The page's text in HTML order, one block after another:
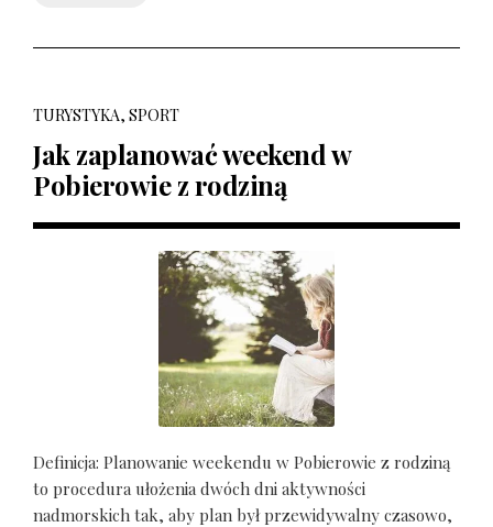
TURYSTYKA, SPORT
Jak zaplanować weekend w
Pobierowie z rodziną
Definicja: Planowanie weekendu w Pobierowie z rodziną
to procedura ułożenia dwóch dni aktywności
nadmorskich tak, aby plan był przewidywalny czasowo,